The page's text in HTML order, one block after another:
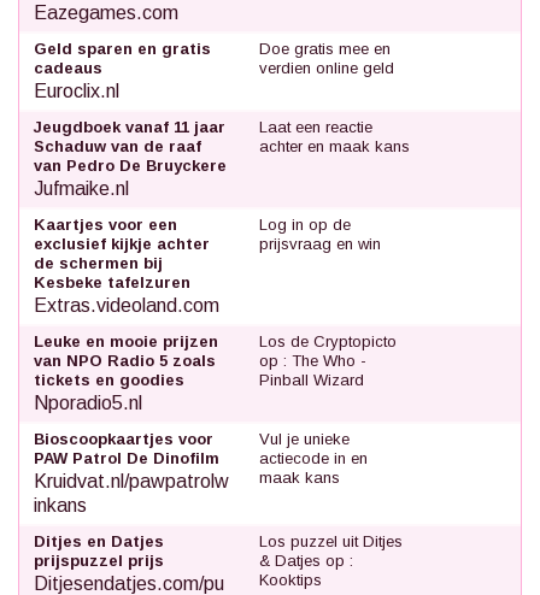
Eazegames.com
Geld sparen en gratis
cadeaus
Euroclix.nl
Doe gratis mee en
verdien online geld
Jeugdboek vanaf 11 jaar
Schaduw van de raaf
van Pedro De Bruyckere
Jufmaike.nl
Laat een reactie
achter en maak kans
Kaartjes voor een
exclusief kijkje achter
de schermen bij
Kesbeke tafelzuren
Extras.videoland.com
Log in op de
prijsvraag en win
Leuke en mooie prijzen
van NPO Radio 5 zoals
tickets en goodies
Nporadio5.nl
Los de Cryptopicto
op : The Who -
Pinball Wizard
Bioscoopkaartjes voor
PAW Patrol De Dinofilm
Kruidvat.nl/pawpatrolw
inkans
Vul je unieke
actiecode in en
maak kans
Ditjes en Datjes
prijspuzzel prijs
Ditjesendatjes.com/pu
Los puzzel uit Ditjes
& Datjes op :
Kooktips